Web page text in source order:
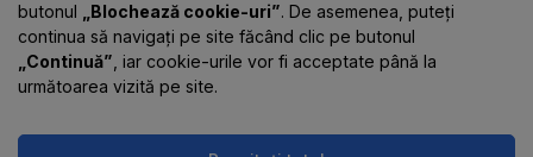
butonul
„Blochează cookie-uri”. De asemenea, puteți
continua să navigați pe site făcând clic pe butonul
„Continuă” , iar cookie-urile vor fi acceptate până la
următoarea vizită pe site.